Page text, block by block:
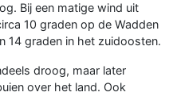
Bij een matige wind uit
10 graden op de Wadden
14 graden in het zuidoosten.
droog, maar later
over het land. Ook